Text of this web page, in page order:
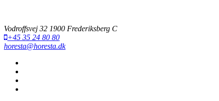
Vodroffsvej 32 1900 Frederiksberg C
+45 35 24 80 80
horesta@horesta.dk